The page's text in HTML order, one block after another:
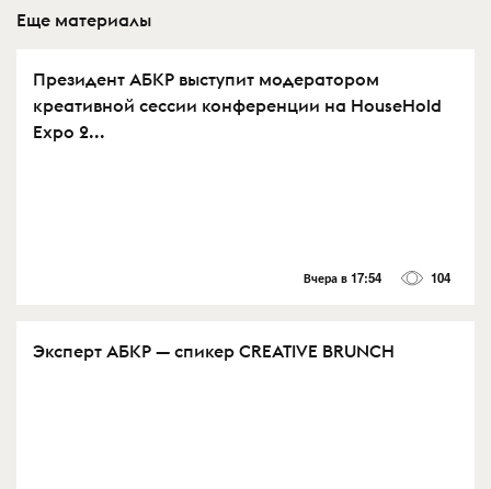
Еще материалы
Президент АБКР выступит модератором
креативной сессии конференции на HouseHold
Expo 2...
Вчера в 17:54 104
Эксперт АБКР — спикер CREATIVE BRUNCH